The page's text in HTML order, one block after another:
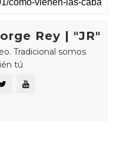
Rey | "JR"
Tradicional somos
tú